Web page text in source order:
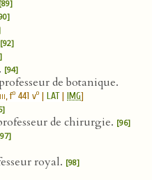
[89]
[92]
[94]
de botanique.
, fo 441 vo | LAT| IMG]
de chirurgie. [96]
royal. [98]